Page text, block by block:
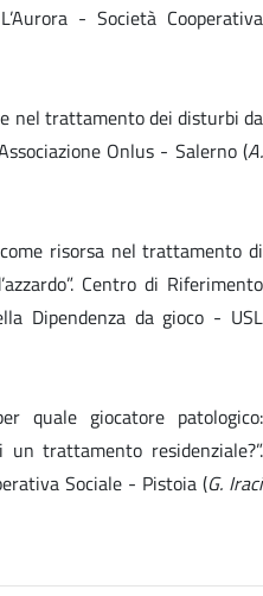
- Società Cooperativa
nel trattamento dei disturbi da
Onlus - Salerno (A.
risorsa nel trattamento di
Centro di Riferimento
Dipendenza da gioco - USL
quale giocatore patologico:
trattamento residenziale?”.
Sociale - Pistoia (G. Iraci